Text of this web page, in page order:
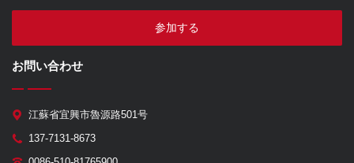
参加する
お問い合わせ
江蘇省宜興市魯源路501号
137-7131-8673